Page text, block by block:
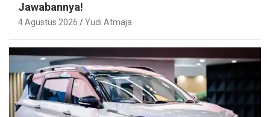
Jawabannya!
4 Agustus 2026 Yudi Atmaja